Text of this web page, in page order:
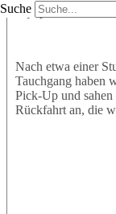
SucheEquipment an und
Nach etwa einer
Tauchgang haben
Pick-Up und
Rückfahrt an, die